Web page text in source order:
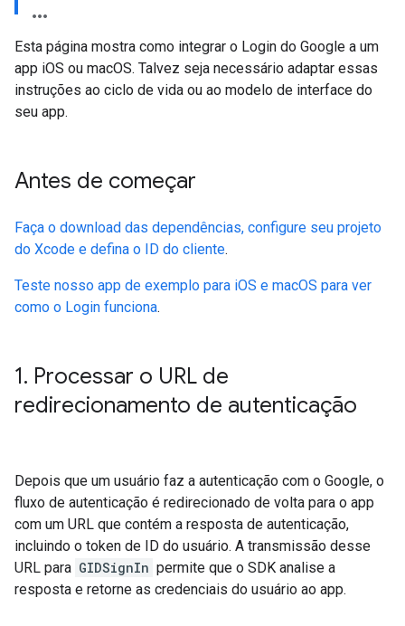
Esta página mostra como integrar o Login do Google a um
app iOS ou macOS. Talvez seja necessário adaptar essas
instruções ao ciclo de vida ou ao modelo de interface do
seu app.
Antes de começar
Faça o download das dependências, configure seu projeto
do Xcode e defina o ID do cliente.
Teste nosso app de exemplo para iOS e macOS para ver
como o Login funciona.
1. Processar o URL de
redirecionamento de autenticação
Depois que um usuário faz a autenticação com o Google, o
fluxo de autenticação é redirecionado de volta para o app
com um URL que contém a resposta de autenticação,
incluindo o token de ID do usuário. A transmissão desse
URL para GIDSignIn permite que o SDK analise a
resposta e retorne as credenciais do usuário ao app.